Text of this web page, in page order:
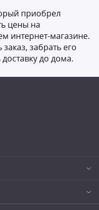
приобрел
цены на
интернет-магазине.
забрать его
до дома.